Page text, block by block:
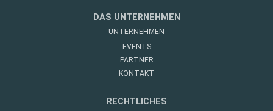
DAS UNTERNEHMEN
UNTERNEHMEN
EVENTS
PARTNER
KONTAKT
RECHTLICHES